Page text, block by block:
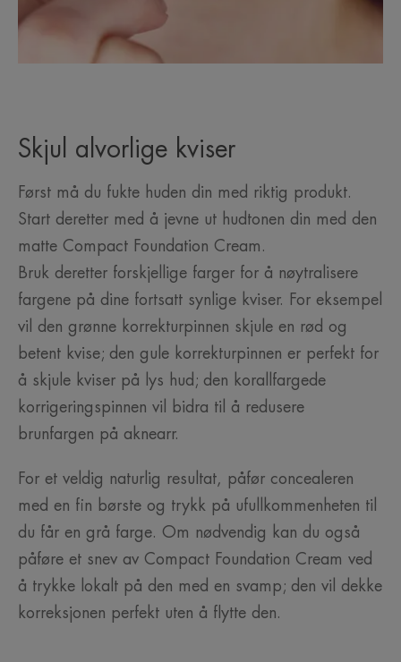
Skjul alvorlige kviser
Først må du fukte huden din med riktig produkt.
Start deretter med å jevne ut hudtonen din med den
matte Compact Foundation Cream.
Bruk deretter forskjellige farger for å nøytralisere
fargene på dine fortsatt synlige kviser. For eksempel
vil den grønne korrekturpinnen skjule en rød og
betent kvise; den gule korrekturpinnen er perfekt for
å skjule kviser på lys hud; den korallfargede
korrigeringspinnen vil bidra til å redusere
brunfargen på aknearr.
For et veldig naturlig resultat, påfør concealeren
med en fin børste og trykk på ufullkommenheten til
du får en grå farge. Om nødvendig kan du også
påføre et snev av Compact Foundation Cream ved
å trykke lokalt på den med en svamp; den vil dekke
korreksjonen perfekt uten å flytte den.